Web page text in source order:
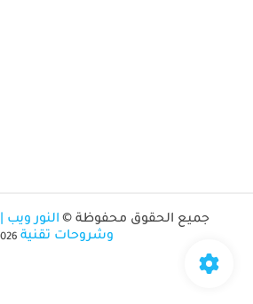
جميع الحقوق محفوظة © النور ويب
وشروحات تقنية